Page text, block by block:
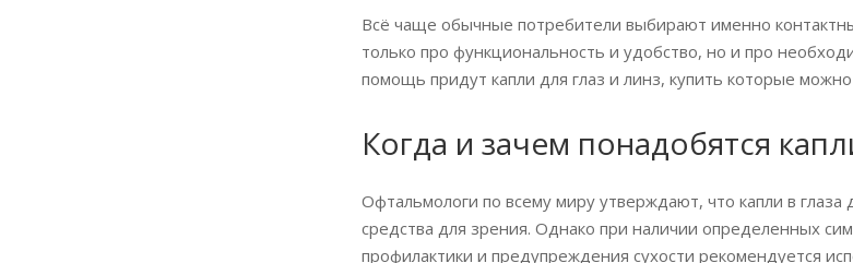
Всё чаще обычные потребители выбирают именно
только про функциональность и удобство, но и про
помощь придут капли для глаз и линз, купить которые
Когда и зачем понадобятся
Офтальмологи по всему миру утверждают, что капли в
средства для зрения. Однако при наличии определенных
профилактики и предупреждения сухости рекомендуется